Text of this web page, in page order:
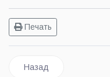
Печать
Предыдущий:
Назад